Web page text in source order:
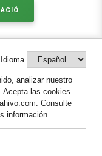
Idioma
analizar nuestro
Acepta las cookies
Consulte
información.